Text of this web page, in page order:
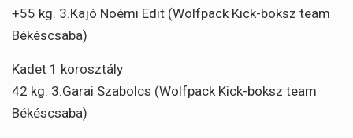
+55 kg. 3.Kajó Noémi Edit (Wolfpack Kick-boksz team
Békéscsaba)
Kadet 1 korosztály
42 kg. 3.Garai Szabolcs (Wolfpack Kick-boksz team
Békéscsaba)